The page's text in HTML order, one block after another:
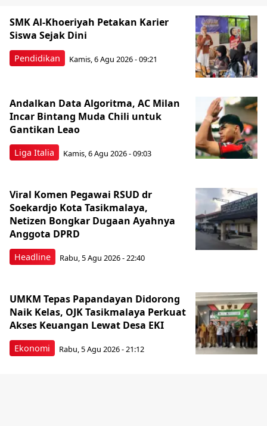
Pendidikan
SMK Al-Khoeriyah Petakan Karier
Siswa Sejak Dini
Kamis, 6 Agu 2026 - 09:21
Liga Italia
Andalkan Data Algoritma, AC Milan
Incar Bintang Muda Chili untuk
Gantikan Leao
Kamis, 6 Agu 2026 - 09:03
Headline
Viral Komen Pegawai RSUD dr
Soekardjo Kota Tasikmalaya,
Netizen Bongkar Dugaan Ayahnya
Anggota DPRD
Rabu, 5 Agu 2026 - 22:40
Ekonomi
UMKM Tepas Papandayan Didorong
Naik Kelas, OJK Tasikmalaya Perkuat
Akses Keuangan Lewat Desa EKI
Rabu, 5 Agu 2026 - 21:12